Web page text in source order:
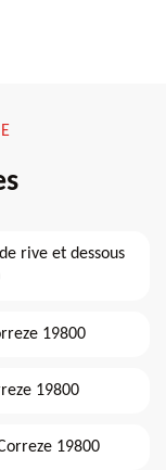
rive et dessous
19800
19800
19800